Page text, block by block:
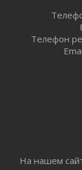
Спасатели
29 июля 2026
убрали в
29 июля 2026
Телефон
На нашем